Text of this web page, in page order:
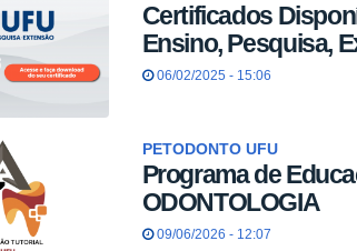
Certificados
Ensino, Pesquisa,
06/02/2025 - 15:06
PETODONTO UFU
Programa de
ODONTOLOGIA
09/06/2026 - 12:07